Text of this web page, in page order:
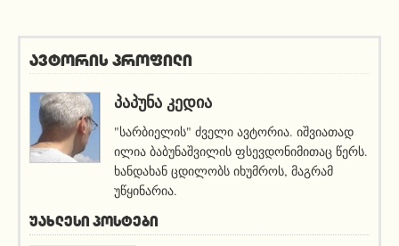
ავტორის პროფილი
ᲞᲐᲞᲣᲜᲐ ᲙᲔᲓᲘᲐ
"სარბიელის" ძველი ავტორია. იშვიათად
ილია ბაბუნაშვილის ფსევდონიმითაც წერს.
ხანდახან ცდილობს იხუმროს, მაგრამ
უწყინარია.
ᲣᲐᲮᲚᲔᲡᲘ ᲞᲝᲡᲢᲔᲑᲘ